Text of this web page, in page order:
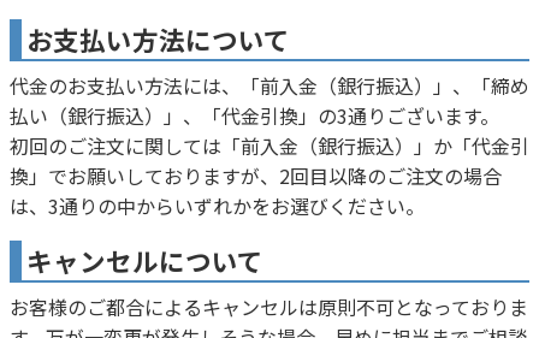
お支払い方法について
代金のお支払い方法には、「前入金（銀行振込）」、「締め
払い（銀行振込）」、「代金引換」の3通りございます。
初回のご注文に関しては「前入金（銀行振込）」か「代金引
換」でお願いしておりますが、2回目以降のご注文の場合
は、3通りの中からいずれかをお選びください。
キャンセルについて
お客様のご都合によるキャンセルは原則不可となっておりま